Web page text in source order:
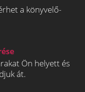
a könyvelő-
Ön helyett és
át.